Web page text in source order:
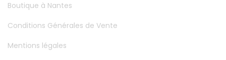
Boutique à Nantes
Conditions Générales de Vente
Mentions légales